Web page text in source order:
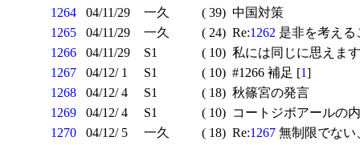
1264
04/11/29 一久 ( 39) 中国対策
1265
04/11/29 一久 ( 24) Re:1262 是非を考え
1266
04/11/29 S1 ( 10) 私には同じに思えます
1267
04/12/ 1 S1 ( 10) #1266 補足 [1]
1268
04/12/ 4 S1 ( 18) 秋篠宮の発言
1269
04/12/ 4 S1 ( 10) コートジボアールの
1270
04/12/ 5 一久 ( 18) Re:1267 無制限でない